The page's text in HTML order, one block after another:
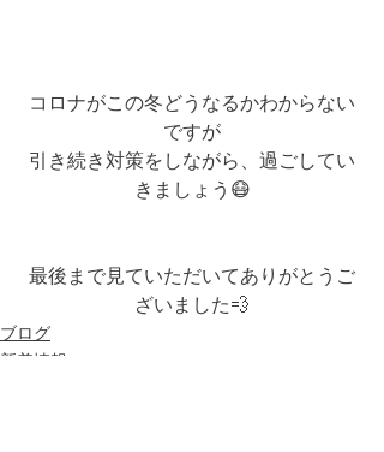
コロナがこの冬どうなるかわからない
ですが
引き続き対策をしながら、過ごしてい
きましょう😷
最後まで見ていただいてありがとうご
ざいました💨
ブログ
新着情報